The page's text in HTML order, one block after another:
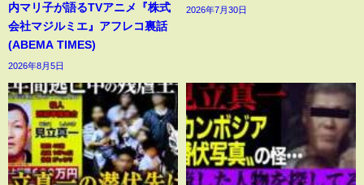
内マリ子が語るTVアニメ『株式
会社マジルミエ』アフレコ裏話
(ABEMA TIMES)
2026年8月5日
2026年7月30日